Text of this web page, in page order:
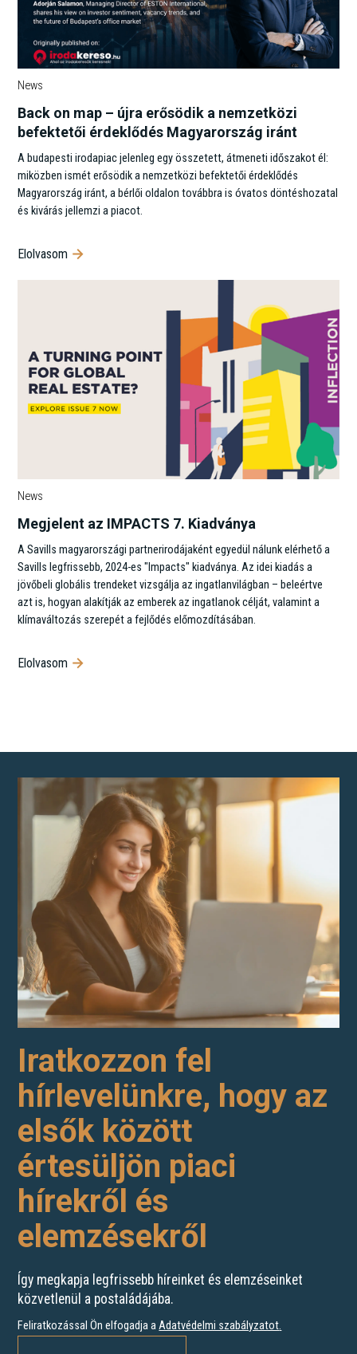
News
Back on map – újra erősödik a nemzetközi
befektetői érdeklődés Magyarország iránt
A budapesti irodapiac jelenleg egy összetett, átmeneti időszakot él:
miközben ismét erősödik a nemzetközi befektetői érdeklődés
Magyarország iránt, a bérlői oldalon továbbra is óvatos döntéshozatal
és kivárás jellemzi a piacot.
Elolvasom
News
Megjelent az IMPACTS 7. Kiadványa
A Savills magyarországi partnerirodájaként egyedül nálunk elérhető a
Savills legfrissebb, 2024-es "Impacts" kiadványa. Az idei kiadás a
jövőbeli globális trendeket vizsgálja az ingatlanvilágban – beleértve
azt is, hogyan alakítják az emberek az ingatlanok célját, valamint a
klímaváltozás szerepét a fejlődés előmozdításában.
Elolvasom
Iratkozzon fel
hírlevelünkre, hogy az
elsők között
értesüljön piaci
hírekről és
elemzésekről
Így megkapja legfrissebb híreinket és elemzéseinket
közvetlenül a postaládájába.
Feliratkozással Ön elfogadja aAdatvédelmi szabályzatot.